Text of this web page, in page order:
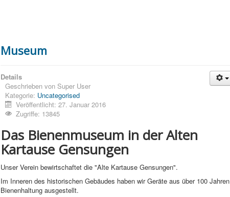
Museum
Details
Geschrieben von Super User
Kategorie: Uncategorised
Veröffentlicht: 27. Januar 2016
Zugriffe: 13845
Das Bienenmuseum in der Alten
Kartause Gensungen
Unser Verein bewirtschaftet die "Alte Kartause Gensungen".
Im Inneren des historischen Gebäudes haben wir Geräte aus über 100 Jahren
Bienenhaltung ausgestellt.